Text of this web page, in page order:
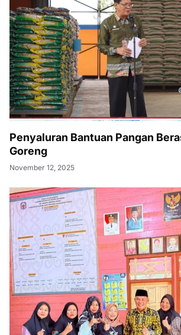
Penyaluran Bantuan Pangan
Goreng
November 12, 2025